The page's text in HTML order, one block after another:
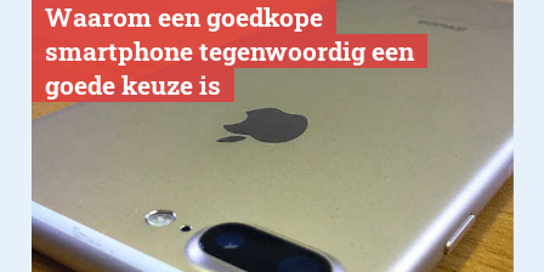
​Waarom een goedkope
smartphone tegenwoordig een
goede keuze is